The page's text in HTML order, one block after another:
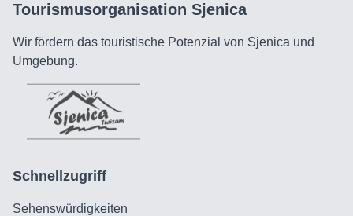
Tourismusorganisation Sjenica
Wir fördern das touristische Potenzial von Sjenica und
Umgebung.
Schnellzugriff
Sehenswürdigkeiten